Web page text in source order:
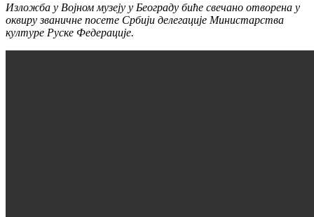
Изложба у Војном музеју у Београду биће свечано отворена у
оквиру званичне посете Србији делегације Министарства
културе Руске Федерације.